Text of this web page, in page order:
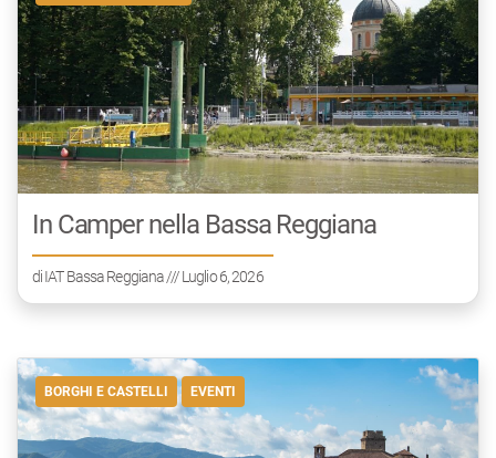
In Camper nella Bassa Reggiana
diIAT Bassa Reggiana/// Luglio 6, 2026
BORGHI E CASTELLI EVENTI